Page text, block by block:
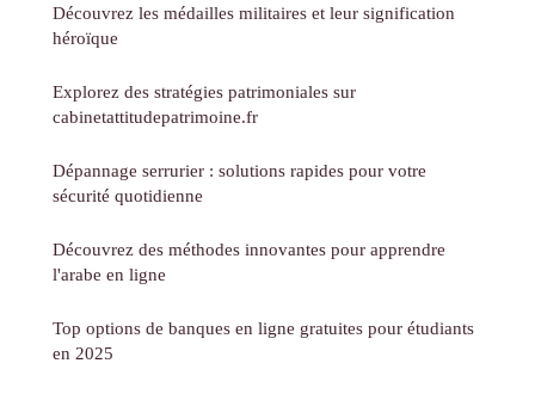
Découvrez les médailles militaires et leur signification
héroïque
Explorez des stratégies patrimoniales sur
cabinetattitudepatrimoine.fr
Dépannage serrurier : solutions rapides pour votre
sécurité quotidienne
Découvrez des méthodes innovantes pour apprendre
l'arabe en ligne
Top options de banques en ligne gratuites pour étudiants
en 2025